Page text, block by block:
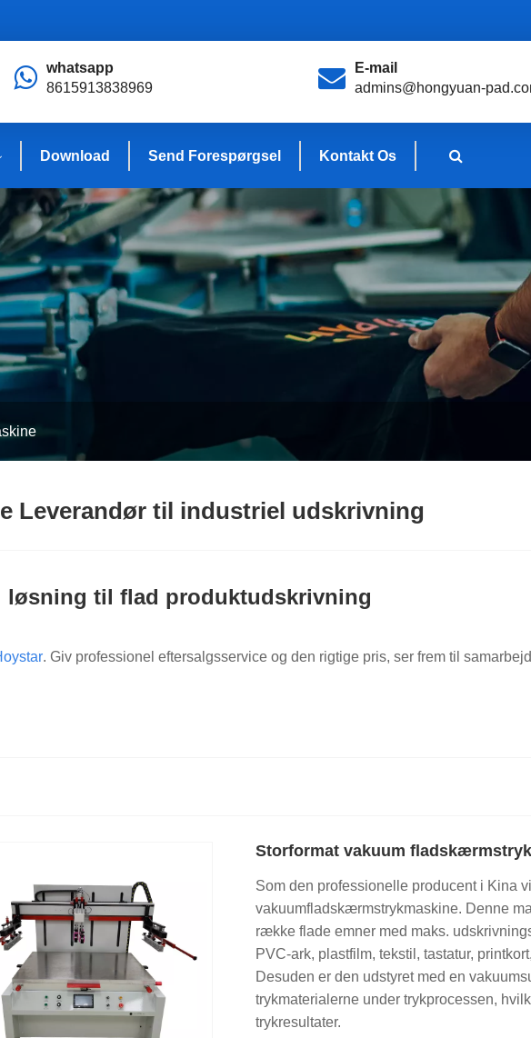
whatsapp
8615913838969
E-mail
admins@hongyuan-
Download Send Forespørgsel Kontakt Os
Leverandør til industriel udskrivning
løsning til flad produktudskrivning
. Giv professionel eftersalgsservice og den rigtige pris, ser frem til
forskellige printbehov med flad overflade.
Storformat vakuum
Som den professionelle producent i Kina
vakuumfladskærmstrykmaskine. Denne
række flade emner med maks.
PVC-ark, plastfilm, tekstil, tastatur,
Desuden er den udstyret med en
trykmaterialerne under trykprocessen,
trykresultater.